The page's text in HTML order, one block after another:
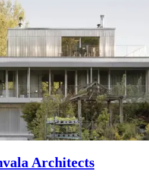
Architects